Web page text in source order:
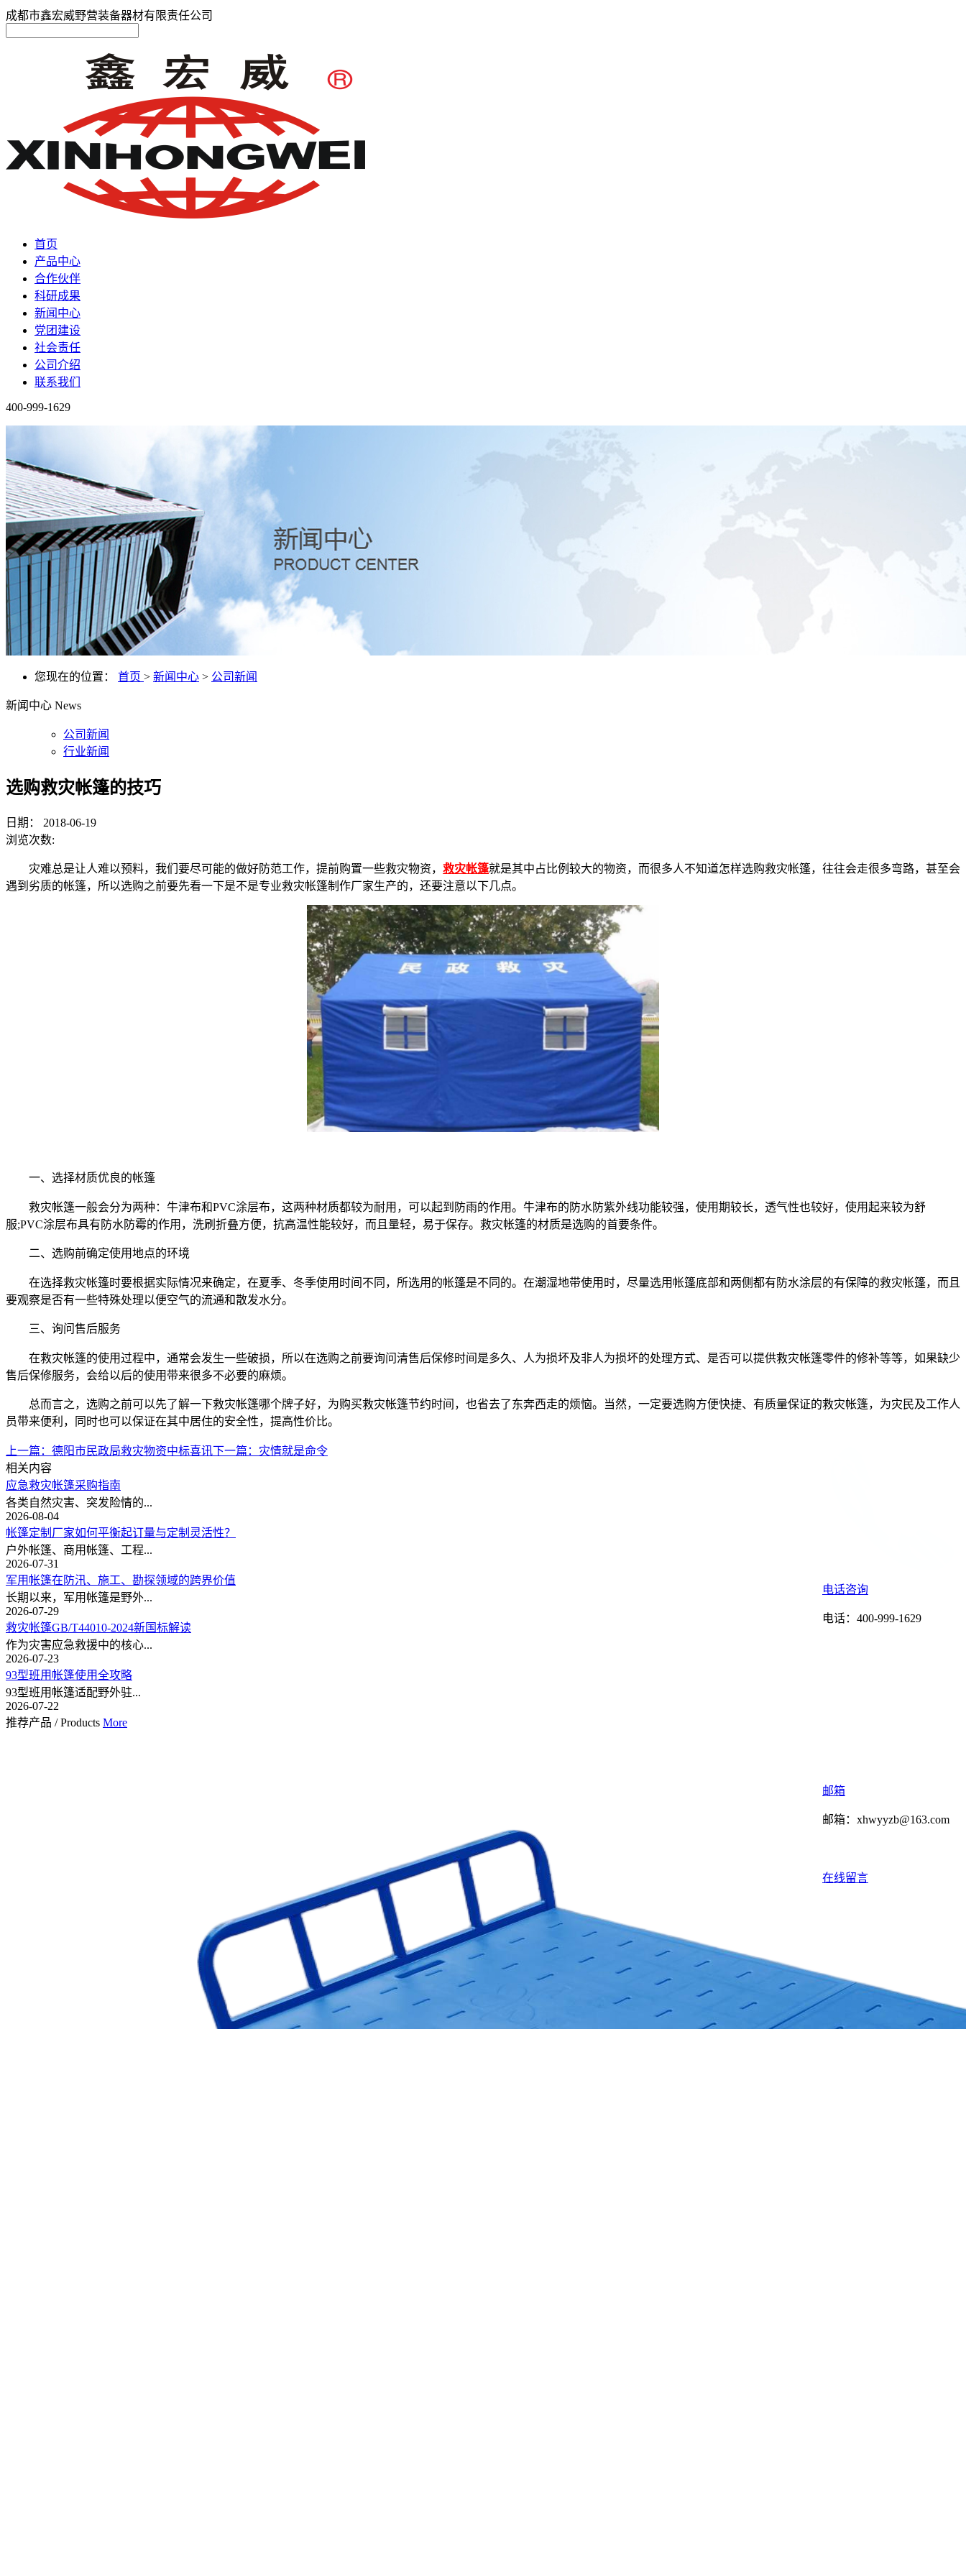
成都市鑫宏威野营装备器材有限责任公司
首页
产品中心
合作伙伴
科研成果
新闻中心
党团建设
社会责任
公司介绍
联系我们
400-999-1629
您现在的位置： 首页 > 新闻中心 > 公司新闻
新闻中心 News
公司新闻
行业新闻
选购救灾帐篷的技巧
日期：
2018-06-19
浏览次数:
灾难总是让人难以预料，我们要尽可能的做好防范工作，提前购置一些救灾物资， 救灾帐篷就是其中占比例较大的物资，而很多人不知道怎样选购救灾帐篷，往往会走很多弯路，甚至会
遇到劣质的帐篷，所以选购之前要先看一下是不是专业救灾帐篷制作厂家生产的，还要注意以下几点。
一、选择材质优良的帐篷
救灾帐篷一般会分为两种：牛津布和PVC涂层布，这两种材质都较为耐用，可以起到防雨的作用。牛津布的防水防紫外线功能较强，使用期较长，透气性也较好，使用起来较为舒
服;PVC涂层布具有防水防霉的作用，洗刷折叠方便，抗高温性能较好，而且量轻，易于保存。救灾帐篷的材质是选购的首要条件。
二、选购前确定使用地点的环境
在选择救灾帐篷时要根据实际情况来确定，在夏季、冬季使用时间不同，所选用的帐篷是不同的。在潮湿地带使用时，尽量选用帐篷底部和两侧都有防水涂层的有保障的救灾帐篷，而且
要观察是否有一些特殊处理以便空气的流通和散发水分。
三、询问售后服务
在救灾帐篷的使用过程中，通常会发生一些破损，所以在选购之前要询问清售后保修时间是多久、人为损坏及非人为损坏的处理方式、是否可以提供救灾帐篷零件的修补等等，如果缺少
售后保修服务，会给以后的使用带来很多不必要的麻烦。
总而言之，选购之前可以先了解一下救灾帐篷哪个牌子好，为购买救灾帐篷节约时间，也省去了东奔西走的烦恼。当然，一定要选购方便快捷、有质量保证的救灾帐篷，为灾民及工作人
员带来便利，同时也可以保证在其中居住的安全性，提高性价比。
上一篇： 德阳市民政局救灾物资中标喜讯下一篇： 灾情就是命令
相关内容
应急救灾帐篷采购指南
各类自然灾害、突发险情的...
2026-08-04
帐篷定制厂家如何平衡起订量与定制灵活性？
户外帐篷、商用帐篷、工程...
2026-07-31
军用帐篷在防汛、施工、勘探领域的跨界价值
长期以来，军用帐篷是野外...
2026-07-29
救灾帐篷GB/T44010-2024新国标解读
作为灾害应急救援中的核心...
2026-07-23
93型班用帐篷使用全攻略
93型班用帐篷适配野外驻...
2026-07-22
推荐产品 / Products More
电话咨询
电话：400-999-1629
邮箱
邮箱：xhwyyzb@163.com
在线留言